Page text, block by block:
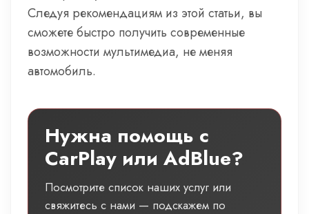
Следуя рекомендациям из этой статьи, вы
сможете быстро получить современные
возможности мультимедиа, не меняя
автомобиль.
Нужна помощь с
CarPlay или AdBlue?
Посмотрите список наших услуг или
свяжитесь с нами — подскажем по